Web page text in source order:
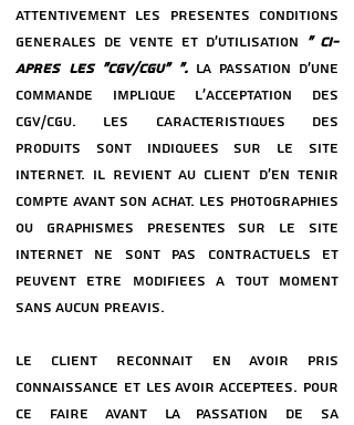
ATTENTIVEMENT LES PReSENTES CONDITIONS
GeNeRALES DE VENTE ET D’UTILISATION « CI-
APReS LES "CGV/CGU" ».LA PASSATION D'UNE
COMMANDE IMPLIQUE L'ACCEPTATION DES
CGV/CGU. LES CARACTeRISTIQUES DES
PRODUITS SONT INDIQUeES SUR LE SITE
INTERNET. IL REVIENT AU CLIENT D'EN TENIR
COMPTE AVANT SON ACHAT. LES PHOTOGRAPHIES
OU GRAPHISMES PReSENTeS SUR LE SITE
INTERNET NE SONT PAS CONTRACTUELS ET
PEUVENT eTRE MODIFIeES a TOUT MOMENT
SANS AUCUN PReAVIS.
LE CLIENT RECONNAIT EN AVOIR PRIS
CONNAISSANCE ET LES AVOIR ACCEPTeES. POUR
CE FAIRE AVANT LA PASSATION DE SA